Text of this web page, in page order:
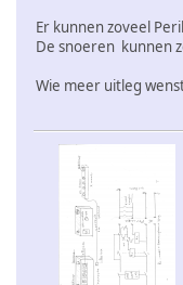
Er kunnen zoveel
De snoeren kunnen
Wie meer uitleg